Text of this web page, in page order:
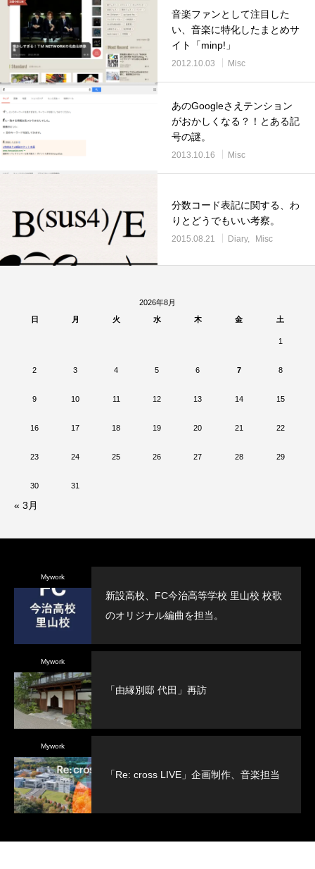
音楽ファンとして注目した
い、音楽に特化したまとめサ
イト「minp!」
2012.10.03 Misc
あのGoogleさえテンション
がおかしくなる？！とある記
号の謎。
2013.10.16 Misc
分数コード表記に関する、わ
りとどうでもいい考察。
2015.08.21 Diary Misc
2026年8月
日
月 火 水 木 金 土
1
2 3 4 5 6 7 8
9 10 11 12 13 14 15
16 17 18 19 20 21 22
23 24 25 26 27 28 29
30 31
« 3月
Mywork
新設高校、FC今治高等学校 里山校 校歌
のオリジナル編曲を担当。
Mywork
「由縁別邸 代田」再訪
Mywork
「Re: cross LIVE」企画制作、音楽担当